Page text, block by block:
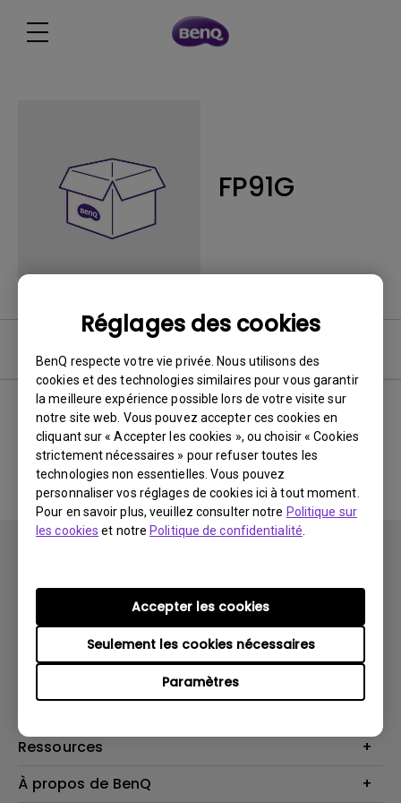
Réglages des cookies
BenQ respecte votre vie privée. Nous utilisons des
cookies et des technologies similaires pour vous garantir
la meilleure expérience possible lors de votre visite sur
notre site web. Vous pouvez accepter ces cookies en
cliquant sur « Accepter les cookies », ou choisir « Cookies
strictement nécessaires » pour refuser toutes les
technologies non essentielles. Vous pouvez
personnaliser vos réglages de cookies ici à tout moment.
Pour en savoir plus, veuillez consulter notre Politique sur
les cookies et notre Politique de confidentialité
Paramètres
Seulement les cookies nécessaires
Accepter les cookies
FP91G
Aucune FAQ associée
Vidéoprojecteurs
Haut-parleur
Solutions
Contactez-nous
Recycling
Ressources
Centre de connaissances
À propos de BenQ